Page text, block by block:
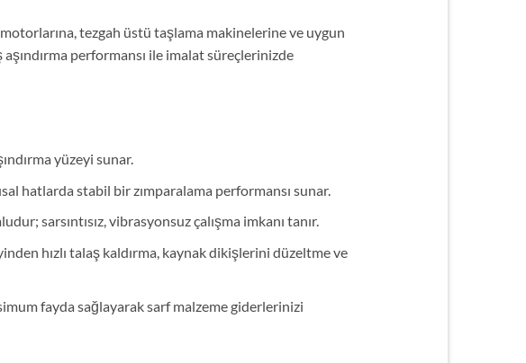
motorlarına, tezgah üstü taşlama makinelerine ve uygun
performansı ile imalat süreçlerinizde
yüzeyi sunar.
hatlarda stabil bir zımparalama performansı sunar.
sarsıntısız, vibrasyonsuz çalışma imkanı tanır.
hızlı talaş kaldırma, kaynak dikişlerini düzeltme ve
fayda sağlayarak sarf malzeme giderlerinizi